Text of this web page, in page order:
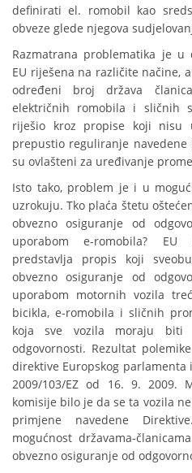
definirati el. romobil kao
obveze glede njegova
Razmatrana problematika je u
EU riješena na različite načine,
određeni broj država
električnih romobila i sličnih
riješio kroz propise koji nisu
prepustio reguliranje
su ovlašteni za uređivanje
Isto tako, problem je i u
uzrokuju. Tko plaća štetu
obvezno osiguranje od
uporabom e-romobila? EU
predstavlja propis koji
obvezno osiguranje od
uporabom motornih vozila
bicikla, e-romobila i sličnih
koja sve vozila moraju biti
odgovornosti. Rezultat
direktive Europskog parlamenta
2009/103/EZ od 16. 9. 2009.
komisije bilo je da se ta vozila
primjene navedene
mogućnost državama-
obvezno osiguranje od